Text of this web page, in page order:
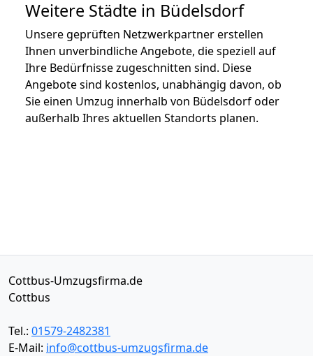
Weitere Städte in Büdelsdorf
Unsere geprüften Netzwerkpartner erstellen
Ihnen unverbindliche Angebote, die speziell auf
Ihre Bedürfnisse zugeschnitten sind. Diese
Angebote sind kostenlos, unabhängig davon, ob
Sie einen Umzug innerhalb von Büdelsdorf oder
außerhalb Ihres aktuellen Standorts planen.
Cottbus-Umzugsfirma.de
Cottbus
Tel.: 01579-2482381
E-Mail: info@cottbus-umzugsfirma.de